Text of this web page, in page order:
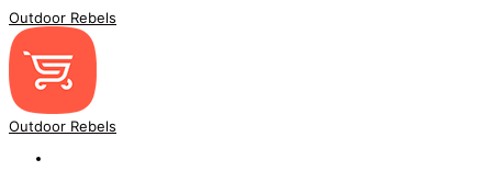
Outdoor Rebels
Outdoor Rebels